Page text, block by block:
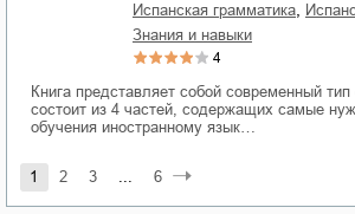
испанская грамматика
знания и навыки
4
Книга представляет собой современный
состоит из 4 частей, содержащих самые
обучения иностранному язык…
1 2 3 ... 6